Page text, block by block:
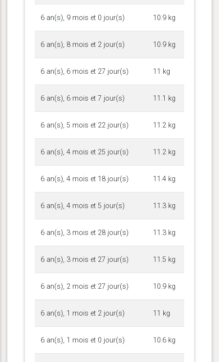
6 an(s), 9 mois et 0 jour(s) 10.9 kg
6 an(s), 8 mois et 2 jour(s) 10.9 kg
6 an(s), 6 mois et 27 jour(s) 11 kg
6 an(s), 6 mois et 7 jour(s) 11.1 kg
6 an(s), 5 mois et 22 jour(s) 11.2 kg
6 an(s), 4 mois et 25 jour(s) 11.2 kg
6 an(s), 4 mois et 18 jour(s) 11.4 kg
6 an(s), 4 mois et 5 jour(s) 11.3 kg
6 an(s), 3 mois et 28 jour(s) 11.3 kg
6 an(s), 3 mois et 27 jour(s) 11.5 kg
6 an(s), 2 mois et 27 jour(s) 10.9 kg
6 an(s), 1 mois et 2 jour(s) 11 kg
6 an(s), 1 mois et 0 jour(s) 10.6 kg